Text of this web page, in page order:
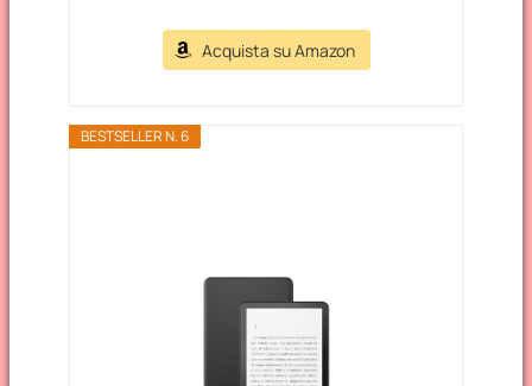
Acquista su Amazon
BESTSELLER N. 6